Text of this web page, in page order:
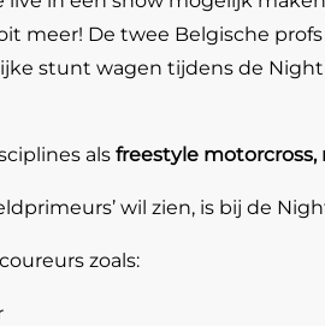
meer! De twee Belgische
stunt wagen tijdens de Night
als freestyle
wil zien, is bij de
zoals: